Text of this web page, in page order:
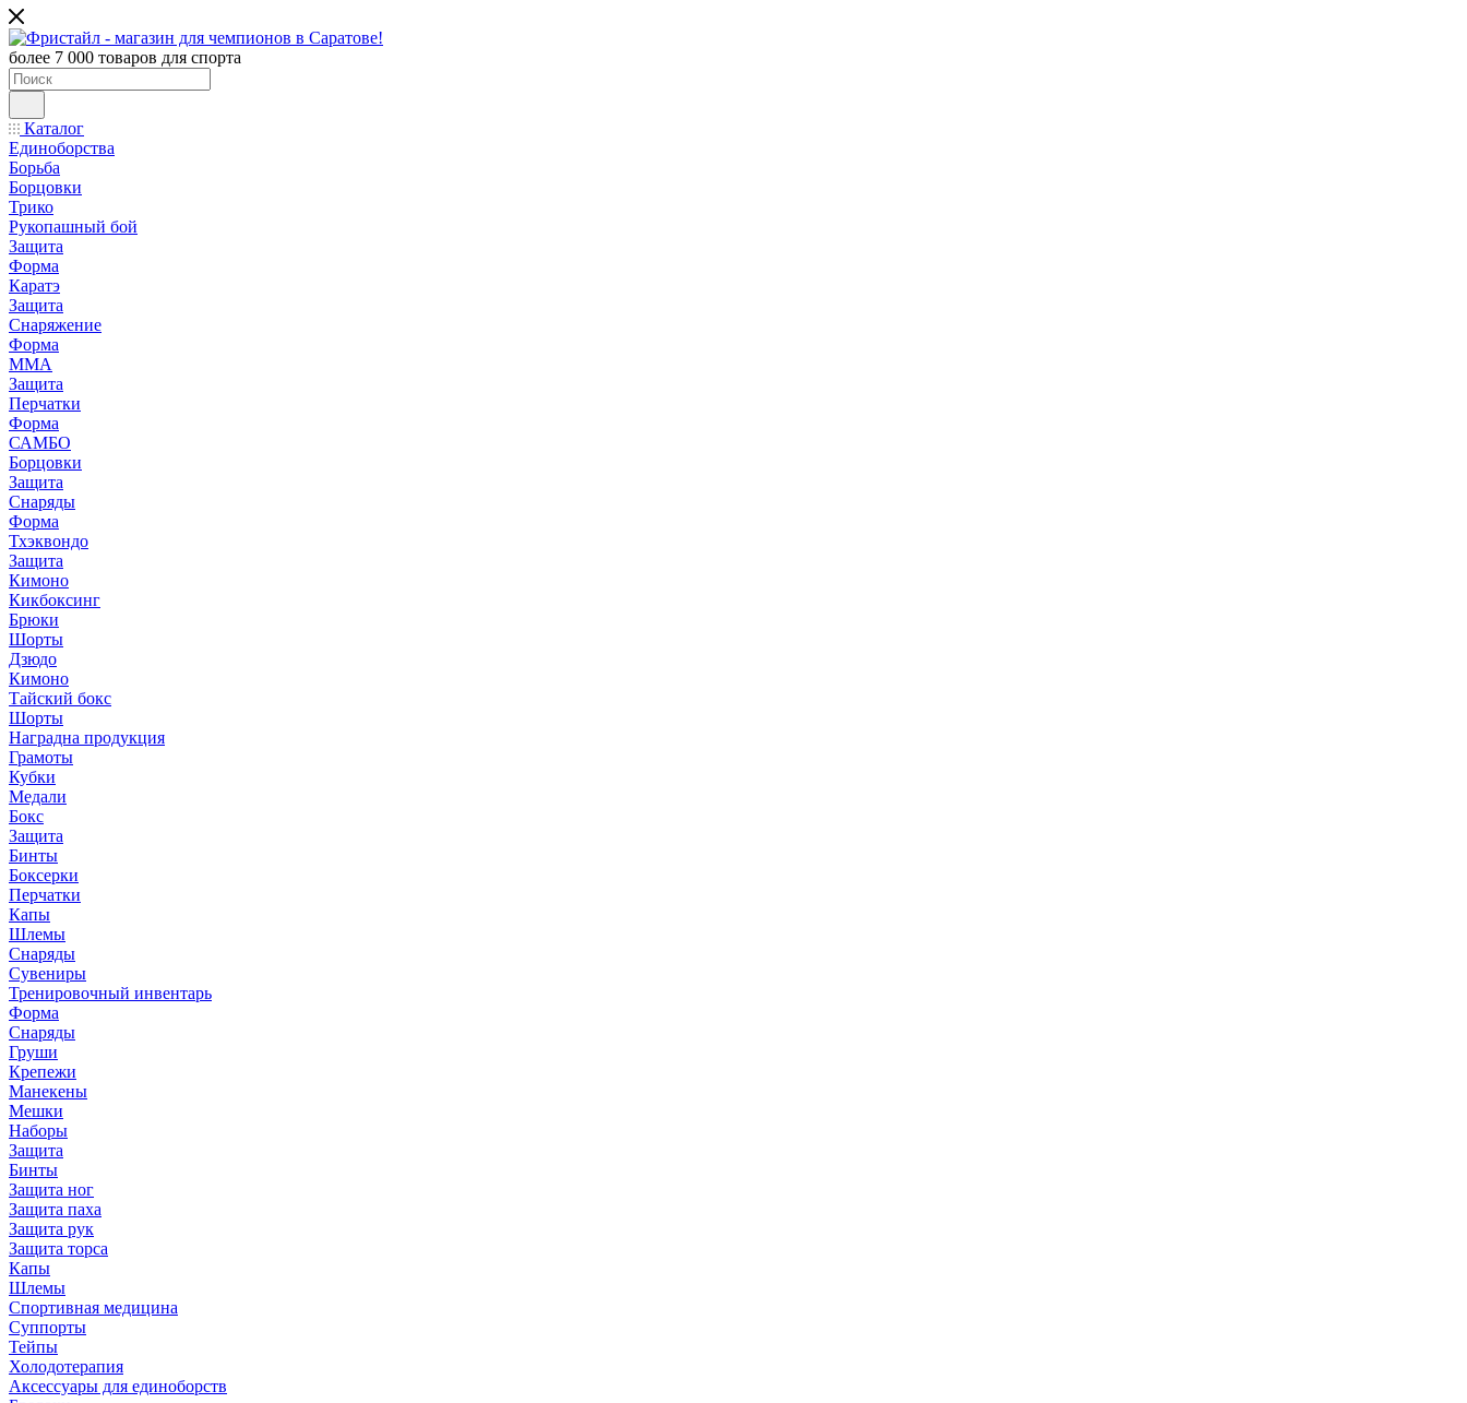
более 7 000 товаров для спорта
Каталог
Единоборства
Борьба
Борцовки
Трико
Рукопашный бой
Защита
Форма
Каратэ
Защита
Снаряжение
Форма
ММА
Защита
Перчатки
Форма
САМБО
Борцовки
Защита
Снаряды
Форма
Тхэквондо
Защита
Кимоно
Кикбоксинг
Брюки
Шорты
Дзюдо
Кимоно
Тайский бокс
Шорты
Наградна продукция
Грамоты
Кубки
Медали
Бокс
Защита
Бинты
Боксерки
Перчатки
Капы
Шлемы
Снаряды
Сувениры
Тренировочный инвентарь
Форма
Снаряды
Груши
Крепежи
Манекены
Мешки
Наборы
Защита
Бинты
Защита ног
Защита паха
Защита рук
Защита торса
Капы
Шлемы
Спортивная медицина
Суппорты
Тейпы
Холодотерапия
Аксессуары для единоборств